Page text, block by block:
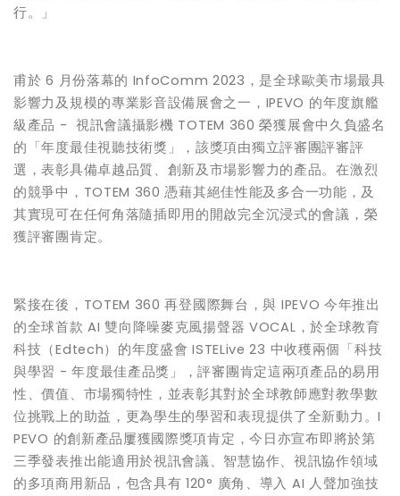
行。」
甫於 6 月份落幕的 InfoComm 2023，是全球歐美市場最具
影響力及規模的專業影音設備展會之一，IPEVO 的年度旗艦
級產品 - 視訊會議攝影機 TOTEM 360 榮獲展會中久負盛名
的「年度最佳視聽技術獎」，該獎項由獨立評審團評審評
選，表彰具備卓越品質、創新及市場影響力的產品。在激烈
的競爭中，TOTEM 360 憑藉其絕佳性能及多合一功能，及
其實現可在任何角落隨插即用的開啟完全沉浸式的會議，榮
獲評審團肯定。
緊接在後，TOTEM 360 再登國際舞台，與 IPEVO 今年推出
的全球首款 AI 雙向降噪麥克風揚聲器 VOCAL，於全球教育
科技（Edtech）的年度盛會 ISTELive 23 中收穫兩個「科技
與學習 - 年度最佳產品獎」，評審團肯定這兩項產品的易用
性、價值、市場獨特性，並表彰其對於全球教師應對教學數
位挑戰上的助益，更為學生的學習和表現提供了全新動力。I
PEVO 的創新產品屢獲國際獎項肯定，今日亦宣布即將於第
三季發表推出能適用於視訊會議、智慧協作、視訊協作領域
的多項商用新品，包含具有 120° 廣角、導入 AI 人聲加強技